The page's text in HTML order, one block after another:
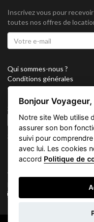
Inscrivez vous pour
toutes nos offres de
Qui sommes-nous ?
Conditions générales
Confidentialité
Partenariat
Sitemap
Cookies
Suivez nous sur
Vacation Key Corp. 2905
FLORIDA 33160.
Bonjour
Notre site Web utilise
assurer son bon
suivi pour
avec lui. Les cookies
accord Politique de